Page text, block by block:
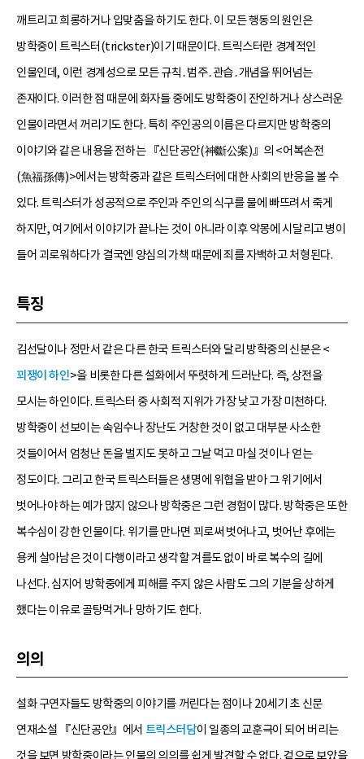
깨트리고 희롱하거나 입맞춤을 하기도 한다. 이 모든 행동의 원인은
방학중이 트릭스터(trickster)이기 때문이다. 트릭스터란 경계적인
인물인데, 이런 경계성으로 모든 규칙․범주․관습․개념을 뛰어넘는
존재이다. 이러한 점 때문에 화자들 중에도 방학중이 잔인하거나 상스러운
인물이라면서 꺼리기도 한다. 특히 주인공의 이름은 다르지만 방학중의
이야기와 같은 내용을 전하는 『신단공안(神斷公案)』의 <어복손전
(魚福孫傳)>에서는 방학중과 같은 트릭스터에 대한 사회의 반응을 볼 수
있다. 트릭스터가 성공적으로 주인과 주인의 식구를 물에 빠뜨려서 죽게
하지만, 여기에서 이야기가 끝나는 것이 아니라 이후 악몽에 시달리고 병이
들어 괴로워하다가 결국엔 양심의 가책 때문에 죄를 자백하고 처형된다.
특징
김선달이나 정만서 같은 다른 한국 트릭스터와 달리 방학중의 신분은 <
꾀쟁이 하인>을 비롯한 다른 설화에서 뚜렷하게 드러난다. 즉, 상전을
모시는 하인이다. 트릭스터 중 사회적 지위가 가장 낮고 가장 미천하다.
방학중이 선보이는 속임수나 장난도 거창한 것이 없고 대부분 사소한
것들이어서 엄청난 돈을 벌지도 못하고 그날 먹고 마실 것이나 얻는
정도이다. 그리고 한국 트릭스터들은 생명에 위협을 받아 그 위기에서
벗어나야 하는 예가 많지 않으나 방학중은 그런 경험이 많다. 방학중은 또한
복수심이 강한 인물이다. 위기를 만나면 꾀로써 벗어나고, 벗어난 후에는
용케 살아남은 것이 다행이라고 생각할 겨를도 없이 바로 복수의 길에
나선다. 심지어 방학중에게 피해를 주지 않은 사람도 그의 기분을 상하게
했다는 이유로 골탕먹거나 망하기도 한다.
의의
설화 구연자들도 방학중의 이야기를 꺼린다는 점이나 20세기 초 신문
연재소설 『신단공안』에서 트릭스터담이 일종의 교훈극이 되어 버리는
것을 보면 방학중이라는 인물의 의의를 쉽게 발견할 수 없다. 겉으로 보았을